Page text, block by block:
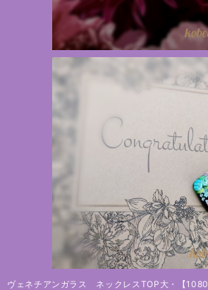
ヴェネチアンガラス ネックレスTOP大・【